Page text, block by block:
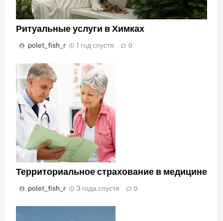
Ритуальные услуги в Химках
polet_fish_r 1 год спустя 0
Территориальное страхование в медицине
polet_fish_r 3 года спустя 0